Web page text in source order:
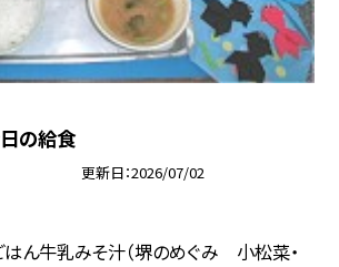
の給食
更新日 2026/07/02
ん牛乳みそ汁（堺のめぐみ 小松菜・